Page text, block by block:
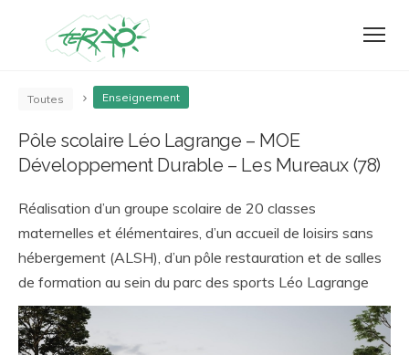
Toutes Enseignement
Pôle scolaire Léo Lagrange – MOE
Développement Durable – Les Mureaux (78)
Réalisation d’un groupe scolaire de 20 classes
maternelles et élémentaires, d’un accueil de loisirs sans
hébergement (ALSH), d’un pôle restauration et de salles
de formation au sein du parc des sports Léo Lagrange